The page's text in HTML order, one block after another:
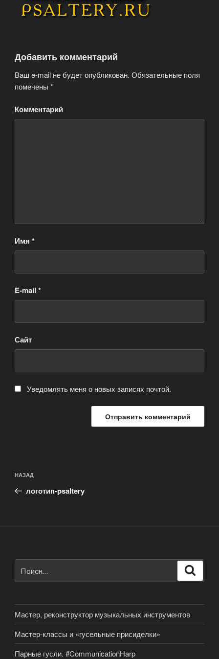
Добавить комментарий
Ваш e-mail не будет опубликован. Обязательные поля
помечены *
Комментарий
Имя *
E-mail *
Сайт
Уведомлять меня о новых записях почтой.
по
записям
Предыдущая
запись:
НАЗАД
логотип-psaltery
Мастер, реконструктор музыкальных инструментов
Мастер-классы и «гусельные присиделки»
Парные гусли. #CommunicationHarp